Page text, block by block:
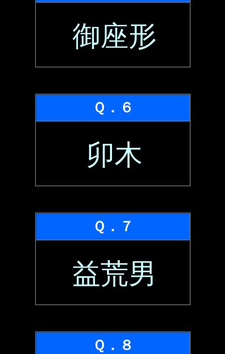
御座形
Ｑ．６
卯木
Ｑ．７
益荒男
Ｑ．８